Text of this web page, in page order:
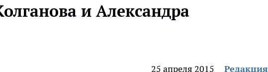
и Александра
25 апреля 2015
Редакция